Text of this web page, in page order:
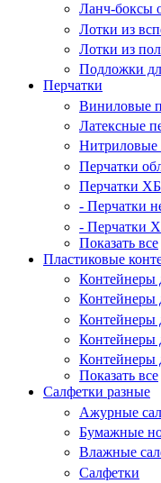
Ланч-боксы
Лотки из
Лотки из
Подложки
Перчатки
Виниловые
Латексные
Нитриловые
Перчатки
Перчатки
- Перчатки
- Перчатки
Показать все
Пластиковые
Контейнеры
Контейнеры
Контейнеры
Контейнеры
Контейнеры
Показать все
Салфетки разные
Ажурные
Бумажные
Влажные
Салфетки